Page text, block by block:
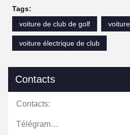
Tags:
voiture de club de golf
voiture électrique de club
Contacts
Contacts:
Télégramme: